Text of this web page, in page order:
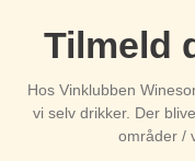
Tilmeld
Hos Vinklubben
vi selv drikker. Der
områder /